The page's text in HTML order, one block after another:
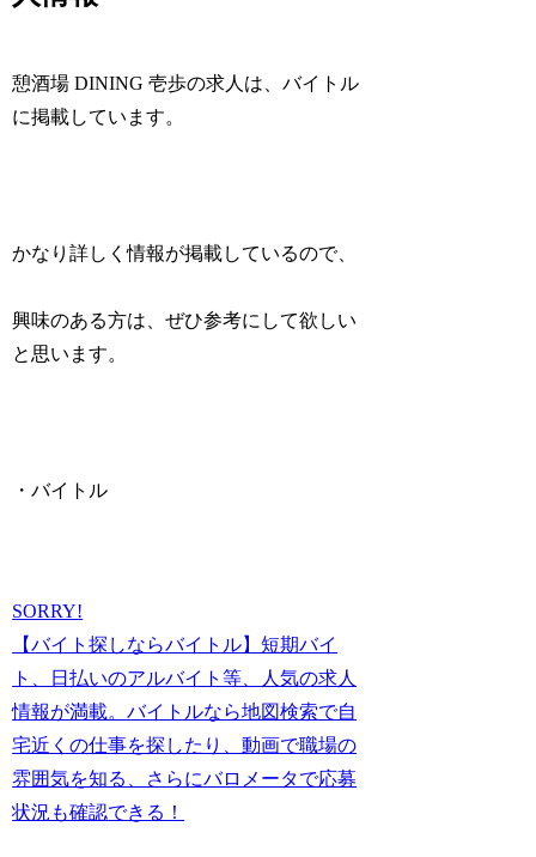
憩酒場 DINING 壱歩の求人は、バイトル
に掲載しています。
かなり詳しく情報が掲載しているので、
興味のある方は、ぜひ参考にして欲しい
と思います。
・バイトル
SORRY!
【バイト探しならバイトル】短期バイ
ト、日払いのアルバイト等、人気の求人
情報が満載。バイトルなら地図検索で自
宅近くの仕事を探したり、動画で職場の
雰囲気を知る、さらにバロメータで応募
状況も確認できる！